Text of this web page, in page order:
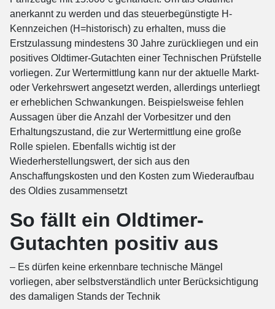
anerkannt zu werden und das steuerbegünstigte H-
Kennzeichen (H=historisch) zu erhalten, muss die
Erstzulassung mindestens 30 Jahre zurückliegen und ein
positives Oldtimer-Gutachten einer Technischen Prüfstelle
vorliegen. Zur Wertermittlung kann nur der aktuelle Markt-
oder Verkehrswert angesetzt werden, allerdings unterliegt
er erheblichen Schwankungen. Beispielsweise fehlen
Aussagen über die Anzahl der Vorbesitzer und den
Erhaltungszustand, die zur Wertermittlung eine große
Rolle spielen. Ebenfalls wichtig ist der
Wiederherstellungswert, der sich aus den
Anschaffungskosten und den Kosten zum Wiederaufbau
des Oldies zusammensetzt
So fällt ein Oldtimer-
Gutachten positiv aus
– Es dürfen keine erkennbare technische Mängel
vorliegen, aber selbstverständlich unter Berücksichtigung
des damaligen Stands der Technik